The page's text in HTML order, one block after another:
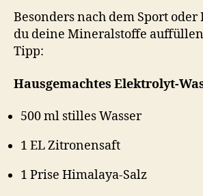
Besonders nach dem Sport oder
du deine Mineralstoffe
Tipp:
Hausgemachtes Elektrolyt-
500 ml stilles Wasser
1 EL Zitronensaft
1 Prise Himalaya-Salz